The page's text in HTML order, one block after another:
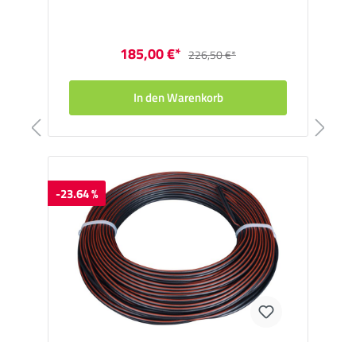
185,00 €* 226,50 €*
In den Warenkorb
-23.64 %